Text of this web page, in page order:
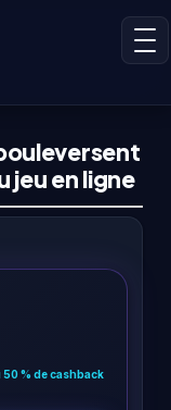
jeu en ligne
50 % de cashback